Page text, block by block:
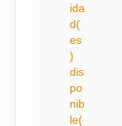
ida
d(
es
)
dis
po
nib
le(